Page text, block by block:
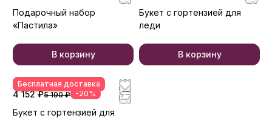
Подарочный набор
«Пастила»
В корзину
Букет с гортензией для
леди
В корзину
Бесплатная доставка
4 152 ₽5 190 ₽ -20%
Букет с гортензией для